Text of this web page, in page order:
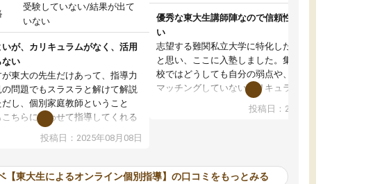
受験していない/結果が出て
いない
が、カリキュラムがなく、活用
ない
東大の先生だけあって、指導力
問題でもスラスラと解けて解説
し、個別家庭教師ということ
ちらに合わせて指導してくれる
的なカリキュラムがない。当方
取り学習をするため、学校の教科
、1時間の時間を使って進められる
投稿日：2025年08月08日
優秀な東大生講師陣なので信頼性や安心感が高
い
志望する難関私立大学に特化した準備をしたい
と思い、ここに入塾しました。集団指導の予備
校ではどうしても自分の弱点や、志望校対策に
マッチングしていないカリキュラムに不安を感
また受験のノウハウを蓄積している優秀な東大
ツーマン指導によって、自分の志望校にふさわ
投稿日：2024年02月19日
【東大生によるオンライン個別指導】の口コミをもっとみる